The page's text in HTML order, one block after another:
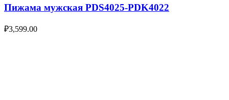
Пижама мужская PDS4025-PDK4022
₽3,599.00